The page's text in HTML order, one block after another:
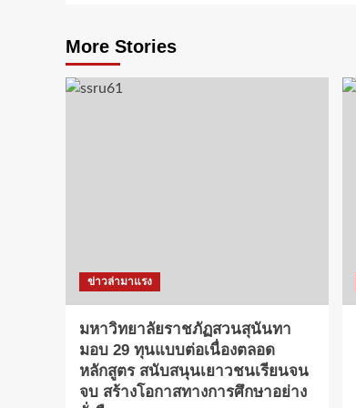
More Stories
ข่าวล่ามาแรง
มหาวิทยาลัยราชภัฏสวนสุนันทา
มอบ 29 ทุนแบบต่อเนื่องตลอด
หลักสูตร สนับสนุนเยาวชนเรียนจน
จบ สร้างโอกาสทางการศึกษาอย่าง